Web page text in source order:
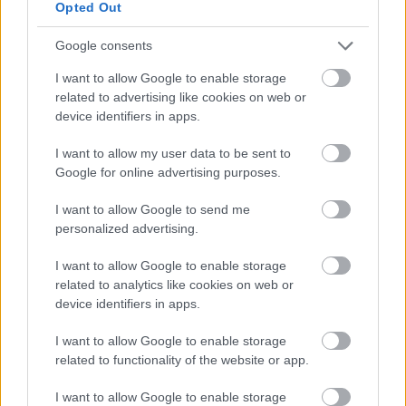
Opted Out
Google consents
I want to allow Google to enable storage
related to advertising like cookies on web or
device identifiers in apps.
I want to allow my user data to be sent to
Google for online advertising purposes.
I want to allow Google to send me
personalized advertising.
I want to allow Google to enable storage
related to analytics like cookies on web or
device identifiers in apps.
I want to allow Google to enable storage
related to functionality of the website or app.
I want to allow Google to enable storage
Με άλλα λόγια, πρώτα πήρα κάτι, και μετά
αναρωτήθηκα μήπως πρέπει να δώσω και εγώ
κάτι πίσω. Δεν άφησα ανοιχτά τα ωραία mobile
data μου στην κοινωνία, αφήνοντας για
παράδειγμα ανοιχτό το Google Maps στο
παρασκήνιο (background) χωρίς να
ενεργοποιήσω αναζήτηση διαδρομής. Ούτε
παίζω την αγαπημένη μου μουσική στο Spotify με
κλειστό τον ήχο.
Παρότι μπορώ να κατηγορηθώ για αντιγραφή της
Κομισιόν, αφού η διαβούλευση για τον Κανονισμό
όπου αναφερόταν ρητά ο ψηφιακός αλτρουισμός,
είχε ανοίξει λίγες μέρες πριν το κείμενό μου, σας
υπόσχομαι ότι δεν είναι έτσι. Δεν είχα υπόψη μου
καμία νομική θεμελίωση αυτής της ηθικής
ψηφιακής επιλογής. Ίσα ίσα, είχα κυρίως